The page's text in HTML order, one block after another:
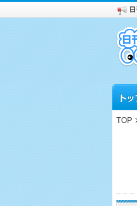
TOP